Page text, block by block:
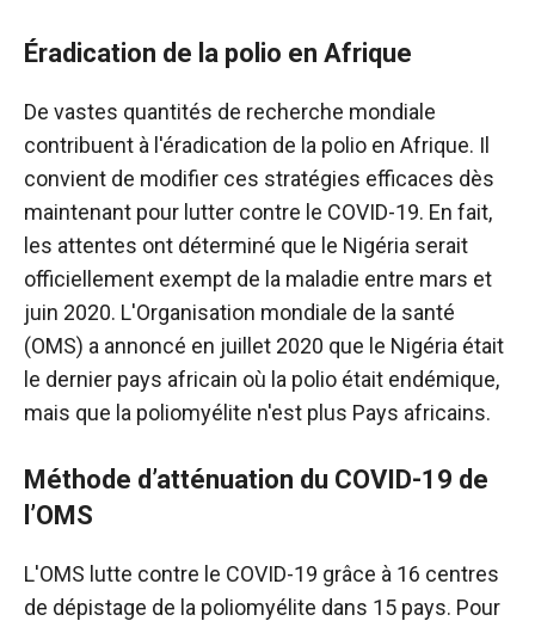
Éradication de la polio en Afrique
De vastes quantités de recherche mondiale
contribuent à l'éradication de la polio en Afrique. Il
convient de modifier ces stratégies efficaces dès
maintenant pour lutter contre le COVID-19. En fait,
les attentes ont déterminé que le Nigéria serait
officiellement exempt de la maladie entre mars et
juin 2020. L'Organisation mondiale de la santé
(OMS) a annoncé en juillet 2020 que le Nigéria était
le dernier pays africain où la polio était endémique,
mais que la poliomyélite n'est plus Pays africains.
Méthode d’atténuation du COVID-19 de
l’OMS
L'OMS lutte contre le COVID-19 grâce à 16 centres
de dépistage de la poliomyélite dans 15 pays. Pour